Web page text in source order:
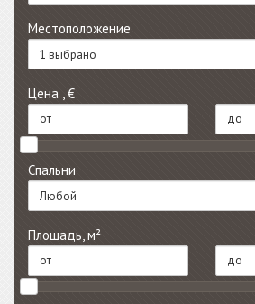
Местоположение
1 выбрано
Цена , €
Спальни
Любой
Площадь, м²